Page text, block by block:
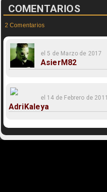
COMENTARIOS
2 Comentarios
el 5 de Marzo de 2017
AsierM82
el 14 de Febrero de 2011
AdriKaleya